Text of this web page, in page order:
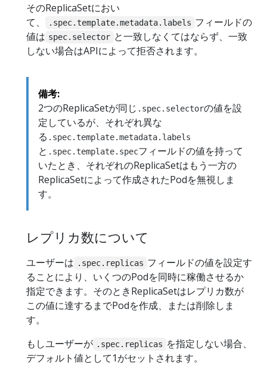
そのReplicaSetにおい
て、
.spec.template.metadata.labels フィールドの
値は spec.selector と一致しなくてはならず、一致
しない場合はAPIによって拒否されます。
備考:
2つのReplicaSetが同じ .spec.selectorの値を設
定しているが、それぞれ異な
る .spec.template.metadata.labels
と .spec.template.specフィールドの値を持って
いたとき、それぞれのReplicaSetはもう一方の
ReplicaSetによって作成されたPodを無視しま
す。
レプリカ数について
ユーザーは .spec.replicas フィールドの値を設定す
ることにより、いくつのPodを同時に稼働させるか
指定できます。そのときReplicaSetはレプリカ数が
この値に達するまでPodを作成、または削除しま
す。
もしユーザーが .spec.replicas を指定しない場合、
デフォルト値として1がセットされます。